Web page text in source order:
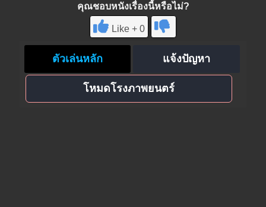
คุณชอบหนังเรื่องนี้หรือไม่?
Like + 0
ตัวเล่นหลัก แจ้งปัญหา
โหมดโรงภาพยนตร์